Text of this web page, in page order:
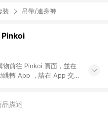
裝 吊帶/連身褲
Pinkoi
物前往 Pinkoi 頁面，並在
跳轉 App ，請在 App 交
如首購優惠，P coins，
。 6. APP 請更新至
品描述